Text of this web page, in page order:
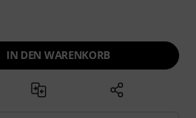
IN DEN WARENKORB